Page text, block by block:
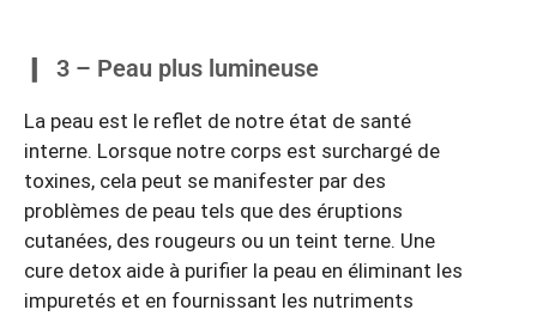
3 – Peau plus lumineuse
La peau est le reflet de notre état de santé
interne. Lorsque notre corps est surchargé de
toxines, cela peut se manifester par des
problèmes de peau tels que des éruptions
cutanées, des rougeurs ou un teint terne. Une
cure detox aide à purifier la peau en éliminant les
impuretés et en fournissant les nutriments